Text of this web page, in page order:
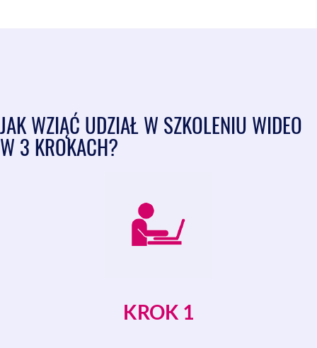
JAK WZIĄĆ UDZIAŁ W SZKOLENIU WIDEO
W 3 KROKACH?
KROK 1